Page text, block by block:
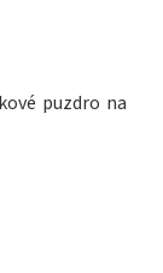
puzdro na